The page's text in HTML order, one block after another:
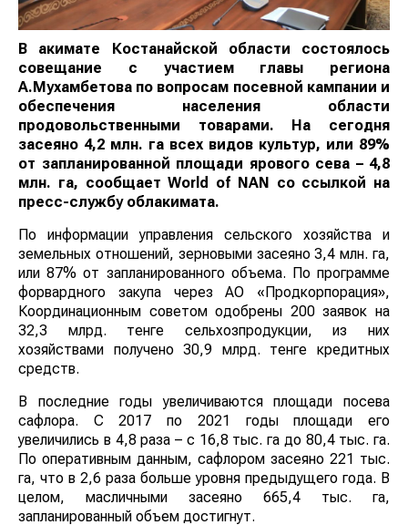
В акимате Костанайской области состоялось
совещание с участием главы региона
А.Мухамбетова по вопросам посевной кампании и
обеспечения населения области
продовольственными товарами. На сегодня
засеяно 4,2 млн. га всех видов культур, или 89%
от запланированной площади ярового сева – 4,8
млн. га, сообщает World of NAN со ссылкой на
пресс-службу облакимата.
По информации управления сельского хозяйства и
земельных отношений, зерновыми засеяно 3,4 млн. га,
или 87% от запланированного объема. По программе
форвардного закупа через АО «Продкорпорация»,
Координационным советом одобрены 200 заявок на
32,3 млрд. тенге сельхозпродукции, из них
хозяйствами получено 30,9 млрд. тенге кредитных
средств.
В последние годы увеличиваются площади посева
сафлора. С 2017 по 2021 годы площади его
увеличились в 4,8 раза – с 16,8 тыс. га до 80,4 тыс. га.
По оперативным данным, сафлором засеяно 221 тыс.
га, что в 2,6 раза больше уровня предыдущего года. В
целом, масличными засеяно 665,4 тыс. га,
запланированный объем достигнут.